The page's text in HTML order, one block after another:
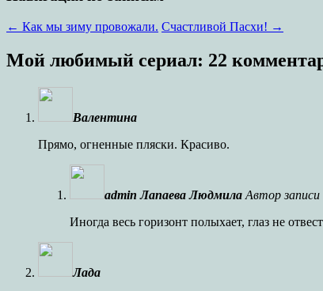
← Как мы зиму провожали. Счастливой Пасхи! →
Мой любимый сериал: 22
Валентина
Прямо, огненные пляски. Красиво.
admin Лапаева Людмила Автор записи
Иногда весь горизонт полыхает, глаз не
Лада